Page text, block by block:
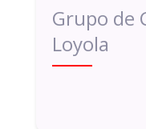
Grupo de
Loyola